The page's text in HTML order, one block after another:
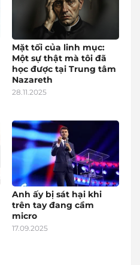
Mặt tối của linh mục:
Một sự thật mà tôi đã
học được tại Trung tâm
Nazareth
28.11.2025
Anh ấy bị sát hại khi
trên tay đang cầm
micro
17.09.2025